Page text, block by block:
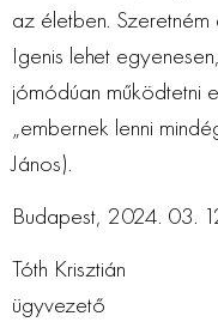
az életben.
Igenis lehet
jómódúan működtetni
„embernek lenni
János).
Budapest, 2024. 03.
Tóth Krisztián
ügyvezető